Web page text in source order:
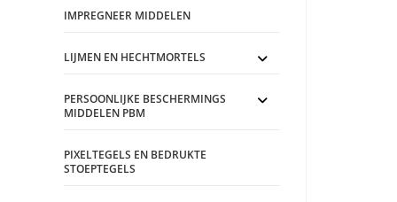
IMPREGNEER MIDDELEN
LIJMEN EN HECHTMORTELS
PERSOONLIJKE BESCHERMINGS
MIDDELEN PBM
PIXELTEGELS EN BEDRUKTE
STOEPTEGELS